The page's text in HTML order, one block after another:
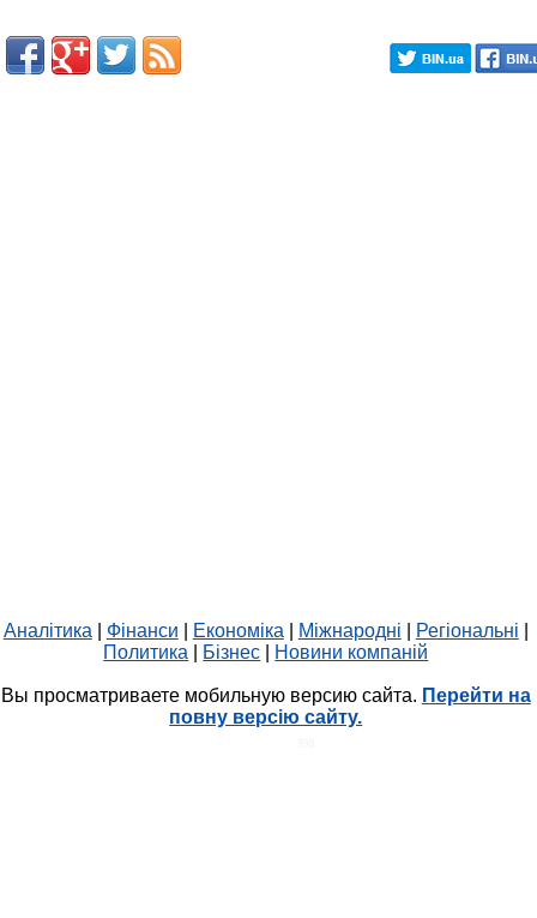
Аналітика Фінанси Економіка Міжнародні Регіональні
Политика
Бізнес Новини компаній
Вы просматриваете мобильную версию сайта. Перейти на
повну версію сайту.